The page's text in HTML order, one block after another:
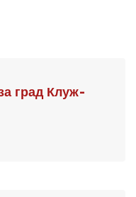
град Клуж-